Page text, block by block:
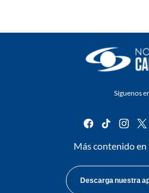
Síguenos
facebook
tiktok
Más contenido en
Descarga nuestra